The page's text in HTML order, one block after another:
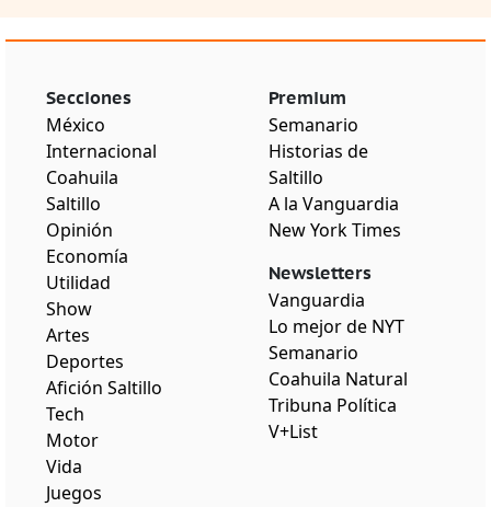
Secciones
México
Internacional
Coahuila
Saltillo
Opinión
Economía
Utilidad
Show
Artes
Deportes
Afición Saltillo
Tech
Motor
Vida
Juegos
Premium
Semanario
Historias de
Saltillo
A la Vanguardia
New York Times
Newsletters
Vanguardia
Lo mejor de NYT
Semanario
Coahuila Natural
Tribuna Política
V+List